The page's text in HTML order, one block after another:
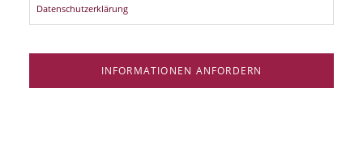
Datenschutzerklärung
INFORMATIONEN ANFORDERN